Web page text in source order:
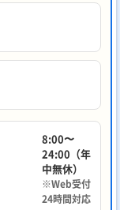
8:00〜
24:00（年
中無休）
※Web受付
24時間対応